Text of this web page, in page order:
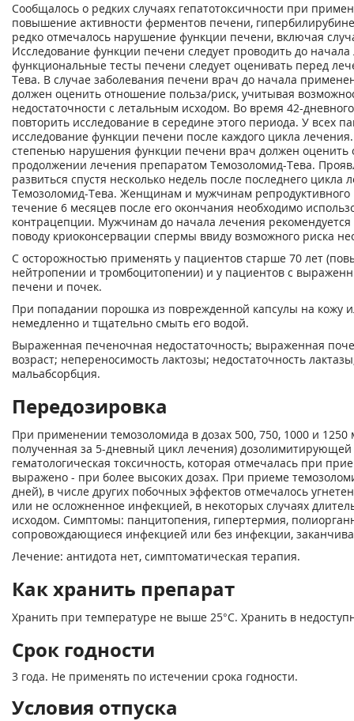
Сообщалось о редких случаях гепатотоксичности при
повышение активности ферментов печени,
редко отмечалось нарушение функции печени, включая
Исследование функции печени следует проводить до
функциональные тесты печени следует оценивать перед
Тева. В случае заболевания печени врач до начала
должен оценить отношение польза/риск, учитывая
недостаточности с летальным исходом. Во время 42-
повторить исследование в середине этого периода. У всех
исследование функции печени после каждого цикла
степенью нарушения функции печени врач должен оценить
продолжении лечения препаратом Темозоломид-Тева.
развиться спустя несколько недель после последнего цикла
Темозоломид-Тева. Женщинам и мужчинам репродуктивного
течение 6 месяцев после его окончания необходимо
контрацепции. Мужчинам до начала лечения рекомендуется
поводу криоконсервации спермы ввиду возможного риска
С осторожностью применять у пациентов старше 70 лет
нейтропении и тромбоцитопении) и у пациентов с
печени и почек.
При попадании порошка из поврежденной капсулы на кожу
немедленно и тщательно смыть его водой.
Выраженная печеночная недостаточность; выраженная
возраст; непереносимость лактозы; недостаточность
мальабсорбция.
Передозировка
При применении темозоломида в дозах 500, 750, 1000 и 1250
полученная за 5-дневный цикл лечения)
гематологическая токсичность, которая отмечалась при
выражено - при более высоких дозах. При приеме
дней), в числе других побочных эффектов отмечалось
или не осложненное инфекцией, в некоторых случаях
исходом. Симптомы: панцитопения, гипертермия,
сопровождающиеся инфекцией или без инфекции,
Лечение: антидота нет, симптоматическая терапия.
Как хранить препарат
Хранить при температуре не выше 25°С. Хранить в
Срок годности
3 года. Не применять по истечении срока годности.
Условия отпуска